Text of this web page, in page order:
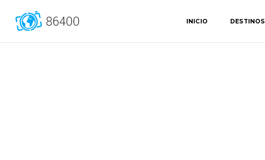
INICIO DESTINOS